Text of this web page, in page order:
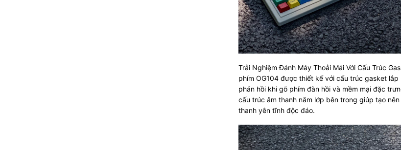
Trải Nghiệm Đánh Máy Thoải Mái Với Cấu Trúc
phím OG104 được thiết kế với cấu trúc gasket lắp
phản hồi khi gõ phím đàn hồi và mềm mại đặc
cấu trúc âm thanh năm lớp bên trong giúp tạo
thanh yên tĩnh độc đáo.